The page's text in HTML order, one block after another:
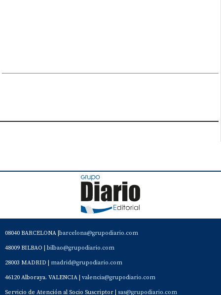
08040 BARCELONA | barcelona@grupodiario.com
48009 BILBAO | bilbao@grupodiario.com
28003 MADRID | madrid@grupodiario.com
46120 Alboraya. VALENCIA | valencia@grupodiario.com
Servicio de Atención al Socio Suscriptor | sas@grupodiario.com